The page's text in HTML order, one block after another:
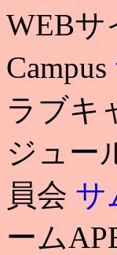
WEBサ
Campus
ラブキ
ジュー
員会 サ
ーム